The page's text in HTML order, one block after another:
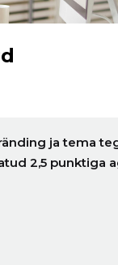
ja tema
2,5 punktiga